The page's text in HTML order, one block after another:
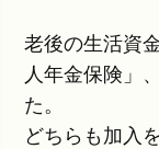
老後の生活資
人年金保険」
た。
どちらも加入